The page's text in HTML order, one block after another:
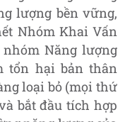
lượng bền vững,
Nhóm Khai Vấn
Năng lượng
tổn hại bản thân
loại bỏ (mọi thứ
bắt đầu tích hợp